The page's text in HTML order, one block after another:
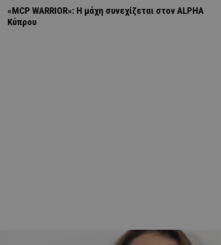
«MCP WARRIOR»: Η μάχη συνεχίζεται στον ALPHA
Κύπρου